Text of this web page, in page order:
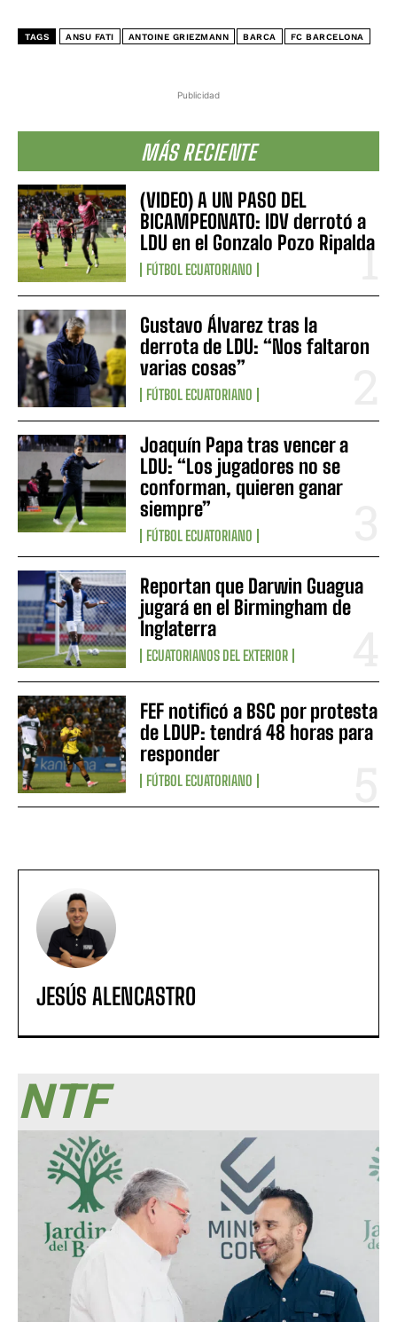
Publicidad
MÁS RECIENTE
(VIDEO) A UN PASO DEL
BICAMPEONATO: IDV derrotó a
LDU en el Gonzalo Pozo Ripalda
FÚTBOL ECUATORIANO
Gustavo Álvarez tras la
derrota de LDU: “Nos faltaron
varias cosas”
FÚTBOL ECUATORIANO
Joaquín Papa tras vencer a
LDU: “Los jugadores no se
conforman, quieren ganar
siempre”
FÚTBOL ECUATORIANO
Reportan que Darwin Guagua
jugará en el Birmingham de
Inglaterra
ECUATORIANOS DEL EXTERIOR
FEF notificó a BSC por protesta
de LDUP: tendrá 48 horas para
responder
FÚTBOL ECUATORIANO
TAGS ANSU FATI ANTOINE GRIEZMANN BARCA FC BARCELONA
JESÚS ALENCASTRO
NTF